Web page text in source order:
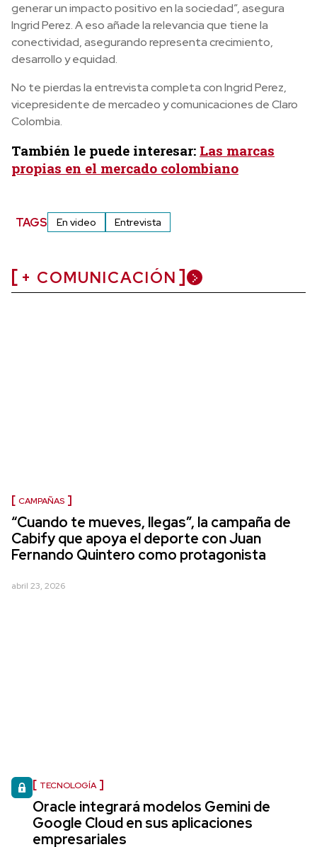
generar un impacto positivo en la sociedad”, asegura
Ingrid Perez. A eso añade la relevancia que tiene la
conectividad, asegurando representa crecimiento,
desarrollo y equidad.
No te pierdas la entrevista completa con Ingrid Perez,
vicepresidente de mercadeo y comunicaciones de Claro
Colombia.
También le puede interesar: Las marcas
propias en el mercado colombiano
TAGS En video Entrevista
+ COMUNICACIÓN
CAMPAÑAS
“Cuando te mueves, llegas”, la campaña de
Cabify que apoya el deporte con Juan
Fernando Quintero como protagonista
abril 23, 2026
TECNOLOGÍA
Oracle integrará modelos Gemini de
Google Cloud en sus aplicaciones
empresariales